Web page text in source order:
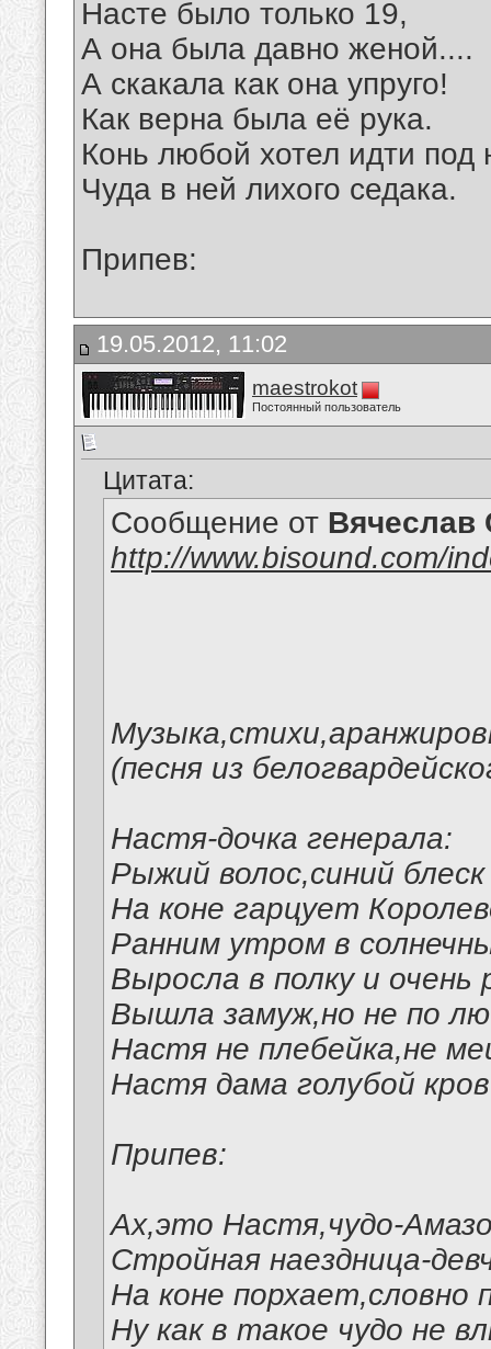
Насте было только 19,
А она была давно женой....
А скакала как она упруго!
Как верна была её рука.
Конь любой хотел идти под
Чуда в ней лихого седака.
Припев:
19.05.2012, 11:02
maestrokot
Постоянный пользователь
Цитата:
Сообщение от Вячеслав
http://www.bisound.com/
(песня из
Настя-дочка генерала:
Рыжий волос,синий блеск
На коне гарцует
Ранним утром в
Выросла в полку и очень
Вышла замуж,но не по
Настя не плебейка,не
Настя дама голубой
Припев:
Ах,это Настя,чудо-
Стройная наездница-
На коне порхает,словно
Ну как в такое чудо не